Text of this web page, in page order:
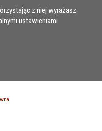
z niej wyrażasz
ustawieniami